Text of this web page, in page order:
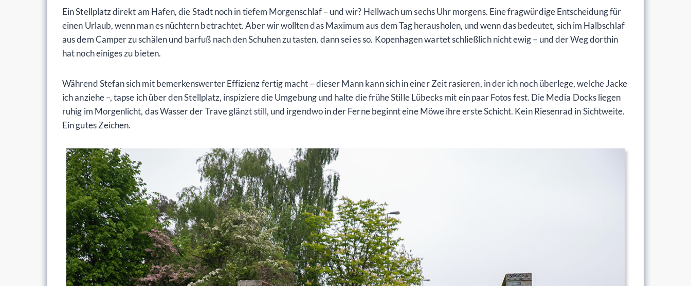
Ein Stellplatz direkt am Hafen, die Stadt noch in tiefem Morgenschlaf – und wir? Hellwach um sechs Uhr morgens. Eine fragwürdige Entscheidung für
einen Urlaub, wenn man es nüchtern betrachtet. Aber wir wollten das Maximum aus dem Tag herausholen, und wenn das bedeutet, sich im Halbschlaf
aus dem Camper zu schälen und barfuß nach den Schuhen zu tasten, dann sei es so. Kopenhagen wartet schließlich nicht ewig – und der Weg dorthin
hat noch einiges zu bieten.
Während Stefan sich mit bemerkenswerter Effizienz fertig macht – dieser Mann kann sich in einer Zeit rasieren, in der ich noch überlege, welche Jacke
ich anziehe –, tapse ich über den Stellplatz, inspiziere die Umgebung und halte die frühe Stille Lübecks mit ein paar Fotos fest. Die Media Docks liegen
ruhig im Morgenlicht, das Wasser der Trave glänzt still, und irgendwo in der Ferne beginnt eine Möwe ihre erste Schicht. Kein Riesenrad in Sichtweite.
Ein gutes Zeichen.